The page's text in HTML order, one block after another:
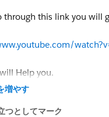
through this link you will
Help you.
増やす
つとしてマーク